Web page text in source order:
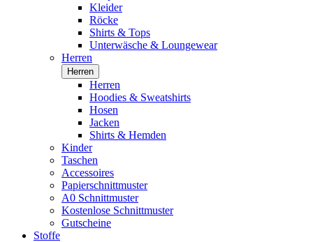
Kleider
Röcke
Shirts & Tops
Unterwäsche & Loungewear
Herren
Herren
Herren
Hoodies & Sweatshirts
Hosen
Jacken
Shirts & Hemden
Kinder
Taschen
Accessoires
Papierschnittmuster
A0 Schnittmuster
Kostenlose Schnittmuster
Gutscheine
Stoffe